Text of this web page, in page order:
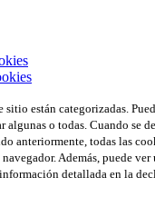
están categorizadas.
algunas o todas. Cuando se
anteriormente, todas las
Además, puede
detallada en la